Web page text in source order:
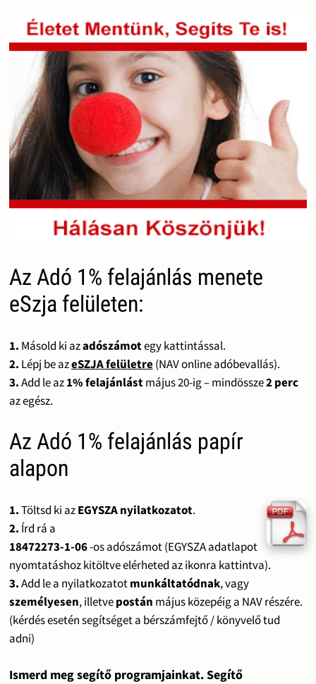
Az Adó 1% felajánlás menete
eSzja felületen:
1. Másold ki azadószámotegy kattintással.
2. Lépj be azeSZJA felületre(NAV online adóbevallás).
3.Add le az1% felajánlástmájus 20-ig – mindössze2 perc
az egész.
Az Adó 1% felajánlás papír
alapon
1.Töltsd ki azEGYSZA nyilatkozatot.
2. Írd rá a
18472273-1-06-os adószámot (EGYSZA adatlapot
nyomtatáshoz kitöltve elérheted az ikonra kattintva).
3.Add le a nyilatkozatotmunkáltatódnak, vagy
személyesen, illetvepostán május közepéig a NAV részére.
(kérdés esetén segítséget a bérszámfejtő / könyvelő tud
adni)
Ismerd meg segítő programjainkat. Segítő